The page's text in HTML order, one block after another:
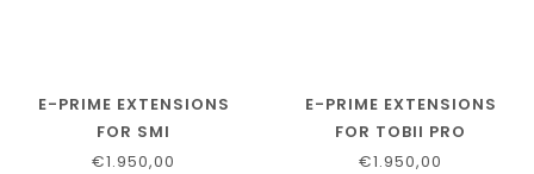
E-PRIME EXTENSIONS
FOR SMI
€1.950,00
E-PRIME EXTENSIONS
FOR TOBII PRO
€1.950,00